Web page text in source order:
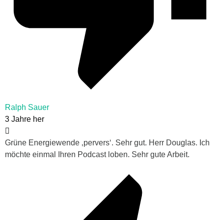
Ralph Sauer
3 Jahre her
Grüne Energiewende ‚pervers‘. Sehr gut. Herr Douglas. Ich
möchte einmal Ihren Podcast loben. Sehr gute Arbeit.